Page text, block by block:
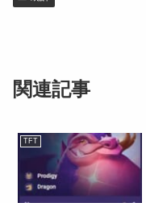
関連記事
TFT